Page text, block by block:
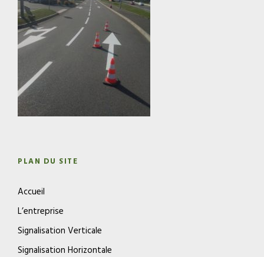
PLAN DU SITE
Accueil
L’entreprise
Signalisation Verticale
Signalisation Horizontale